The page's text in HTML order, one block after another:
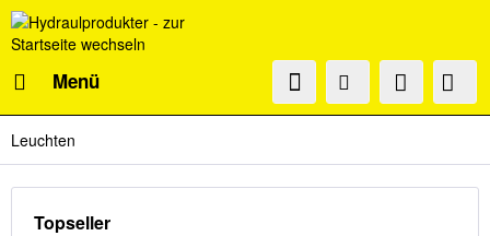
Menü
Leuchten
Topseller